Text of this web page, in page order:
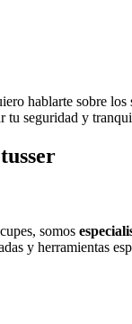
hablarte sobre
tu seguridad y
somos
y herramientas